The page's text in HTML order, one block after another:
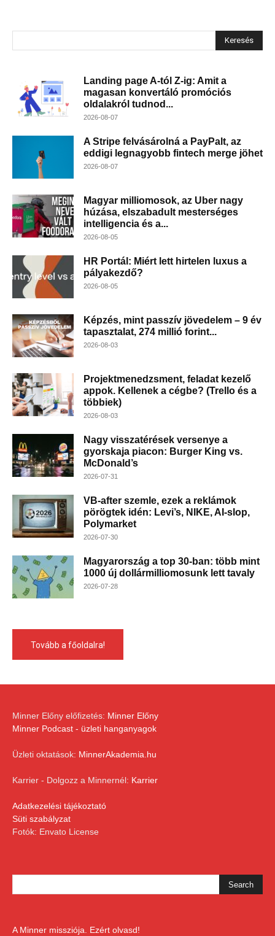
Keresés
Landing page A-tól Z-ig: Amit a
magasan konvertáló promóciós
oldalakról tudnod...
2026-08-07
A Stripe felvásárolná a PayPalt, az
eddigi legnagyobb fintech merge jöhet
2026-08-07
Magyar milliomosok, az Uber nagy
húzása, elszabadult mesterséges
intelligencia és a...
2026-08-05
HR Portál: Miért lett hirtelen luxus a
pályakezdő?
2026-08-05
Képzés, mint passzív jövedelem – 9 év
tapasztalat, 274 millió forint...
2026-08-03
Projektmenedzsment, feladat kezelő
appok. Kellenek a cégbe? (Trello és a
többiek)
2026-08-03
Nagy visszatérések versenye a
gyorskaja piacon: Burger King vs.
McDonald’s
2026-07-31
VB-after szemle, ezek a reklámok
pörögtek idén: Levi’s, NIKE, AI-slop,
Polymarket
2026-07-30
Magyarország a top 30-ban: több mint
1000 új dollármilliomosunk lett tavaly
2026-07-28
Tovább a főoldalra!
Minner Előny előfizetés: Minner Előny
Minner Podcast - üzleti hanganyagok
Üzleti oktatások: MinnerAkademia.hu
Karrier - Dolgozz a Minnernél: Karrier
Adatkezelési tájékoztató
Süti szabályzat
Fotók: Envato License
A Minner missziója. Ezért olvasd!